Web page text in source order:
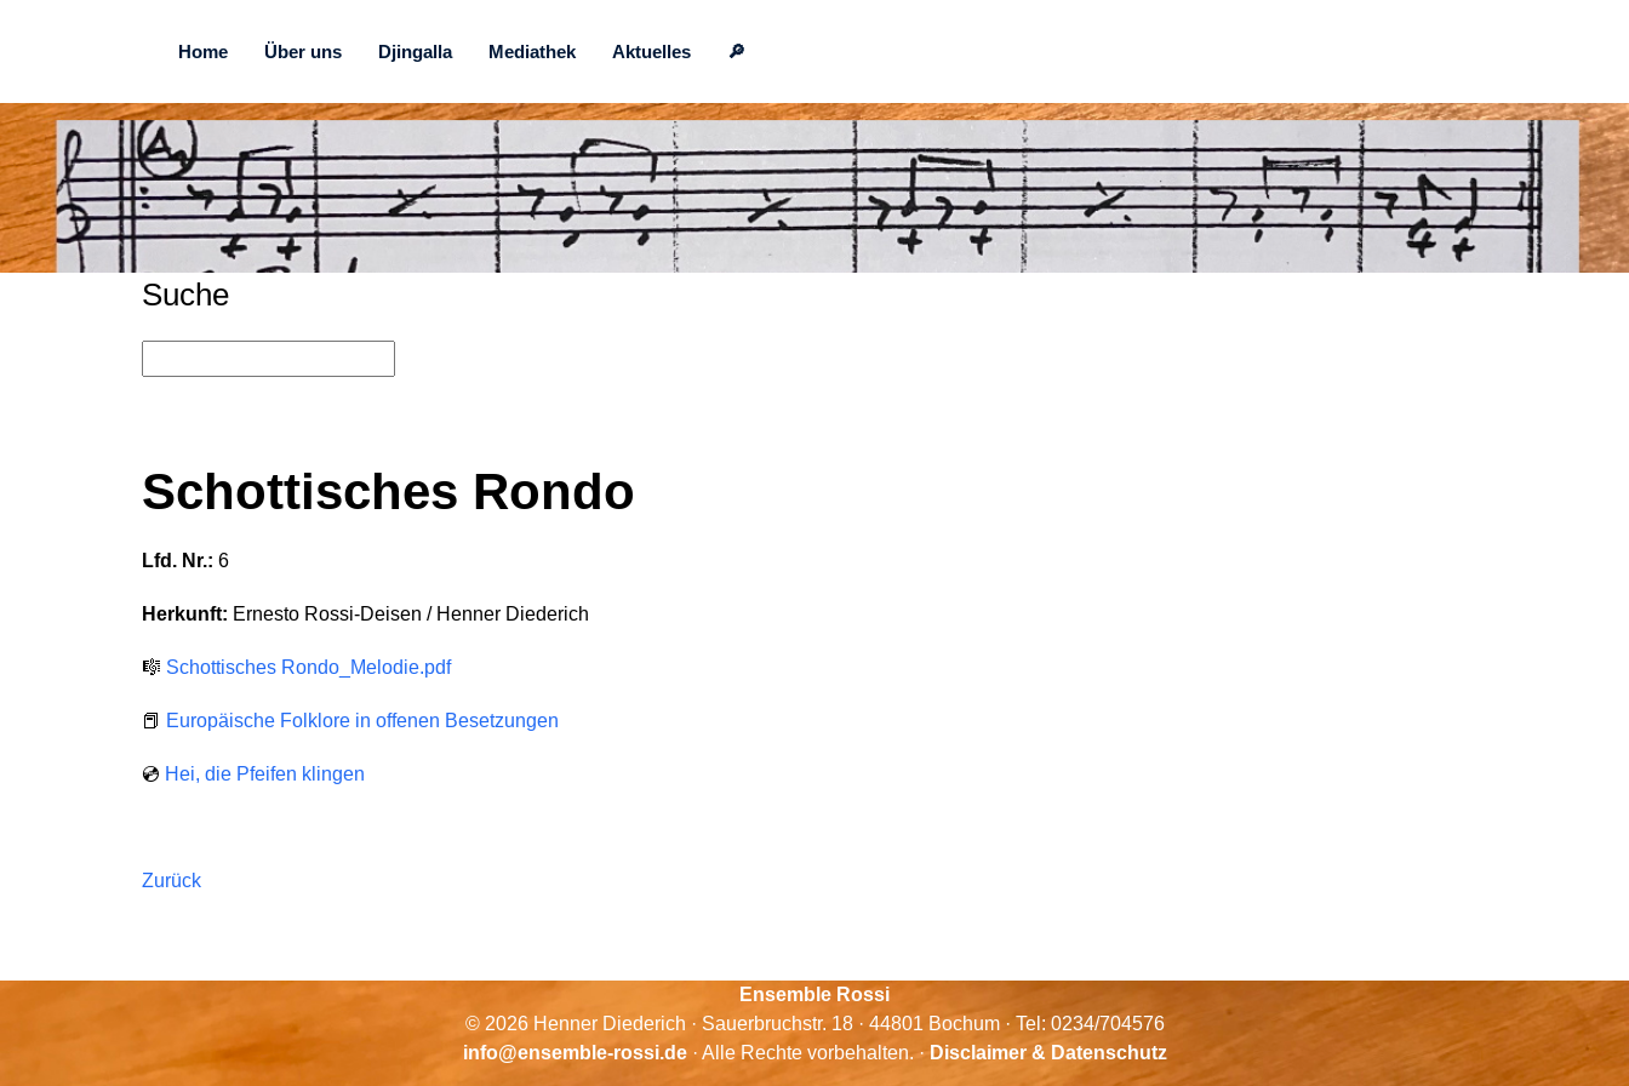
Home Über uns Djingalla Mediathek Aktuelles 🔎
Suche
Schottisches Rondo
Lfd. Nr.: 6
Herkunft: Ernesto Rossi-Deisen / Henner Diederich
🎼 Schottisches Rondo_Melodie.pdf
📕 Europäische Folklore in offenen Besetzungen
💿 Hei, die Pfeifen klingen
Zurück
Ensemble Rossi
© 2026 Henner Diederich · Sauerbruchstr. 18 · 44801 Bochum · Tel: 0234/704576
info@ensemble-rossi.de· Alle Rechte vorbehalten. · Disclaimer & Datenschutz